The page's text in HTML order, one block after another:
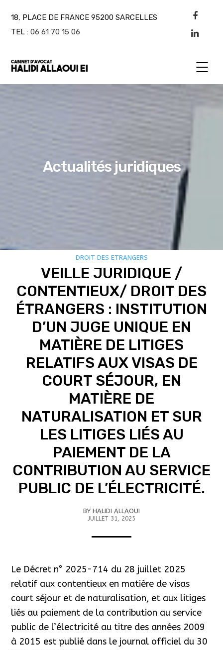
18, PLACE DE FRANCE 95200 SARCELLES
TEL :06 61 70 15 06
Actualités juridiques
DROIT DES ETRANGERS
VEILLE JURIDIQUE /
CONTENTIEUX/ DROIT DES
ÉTRANGERS : INSTITUTION
D’UN JUGE UNIQUE EN
MATIÈRE DE LITIGES
RELATIFS AUX VISAS DE
COURT SÉJOUR, EN
MATIÈRE DE
NATURALISATION ET SUR
LES LITIGES LIÉS AU
PAIEMENT DE LA
CONTRIBUTION AU SERVICE
PUBLIC DE L’ÉLECTRICITÉ.
BY HALIDI ALLAOUI
JUILLET 31, 2025
Le Décret n° 2025-714 du 28 juillet 2025
relatif aux contentieux en matière de visas
court séjour et de naturalisation, et aux litiges
liés au paiement de la contribution au service
public de l’électricité au titre des années 2009
à 2015 est publié dans le journal officiel du 30